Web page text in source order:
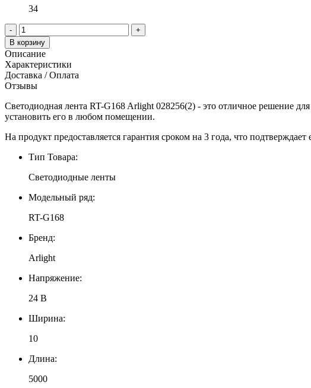
34
-
+
В корзину
Описание
Характеристики
Доставка / Оплата
Отзывы
Светодиодная лента RT-G168 Arlight 028256(2) - это отличное решение
установить его в любом помещении.
На продукт предоставляется гарантия сроком на 3 года, что подтверждает
Тип Товара:
Светодиодные ленты
Модельный ряд:
RT-G168
Бренд:
Arlight
Напряжение:
24 В
Ширина:
10
Длина:
5000